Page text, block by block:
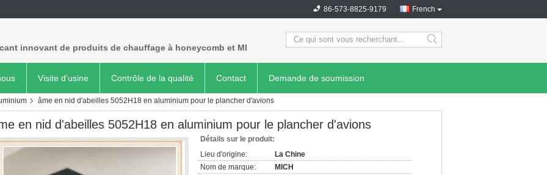
French
86-573-8825-9179
innovant de produits de chauffage à honeycomb et MI search
Visite d'usine Contrôle de la qualité Contact Demande de soumission
âme en nid d'abeilles 5052H18 en aluminium pour le plancher d'avions
en nid d'abeilles 5052H18 en aluminium pour le plancher d'avions
Détails sur le produit:
Lieu d'origine:
La Chine
Nom de marque:
MICH